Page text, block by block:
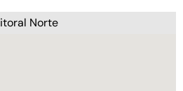
Norte